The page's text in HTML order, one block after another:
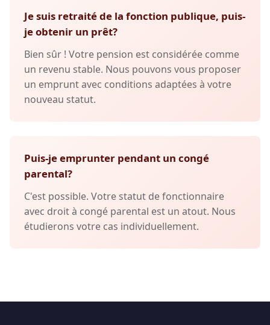
Je suis retraité de la fonction publique, puis-
je obtenir un prêt?
Bien sûr ! Votre pension est considérée comme
un revenu stable. Nous pouvons vous proposer
un emprunt avec conditions adaptées à votre
nouveau statut.
Puis-je emprunter pendant un congé
parental?
C'est possible. Votre statut de fonctionnaire
avec droit à congé parental est un atout. Nous
étudierons votre cas individuellement.